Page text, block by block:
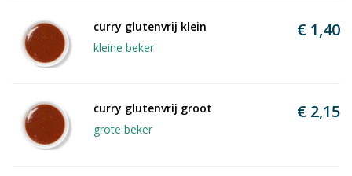
curry glutenvrij klein
kleine beker
€ 1,40
curry glutenvrij groot
grote beker
€ 2,15